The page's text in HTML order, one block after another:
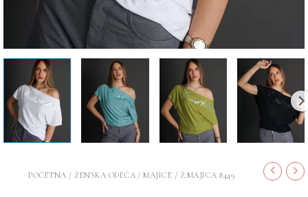
POČETNA /ŽENSKA ODEĆA /MAJICE / Ž.MAJICA 8449